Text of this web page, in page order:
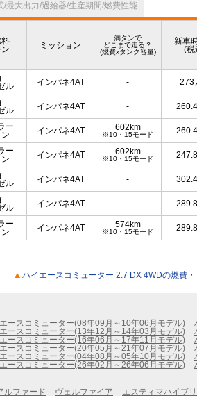
/最大出力/過給器/生産期間/燃費性能
ミッション
満タンで
どこまで走る？
(燃費xタンク容量)
新車
(税
ル
インパネ4AT - 273
ル
インパネ4AT - 260.4
ー
インパネ4AT 602km
※10・15モード 260.4
ー
インパネ4AT 602km
※10・15モード 247.8
ル
インパネ4AT - 302.4
ル
インパネ4AT - 289.8
ー
インパネ4AT 574km
※10・15モード 289.8
ハイエースコミューター 2.7 DX 4WDの燃費
ースコミューター(08年09月～10年06月モデル)
ースコミューター(13年12月～14年03月モデル)
ースコミューター(16年06月～17年11月モデル)
ースコミューター(20年05月～21年07月モデル)
ースコミューター(04年08月～05年10月モデル)
ースコミューター(26年02月～26年06月モデル)
ルファード ヴェルファイア エスティマハイブ